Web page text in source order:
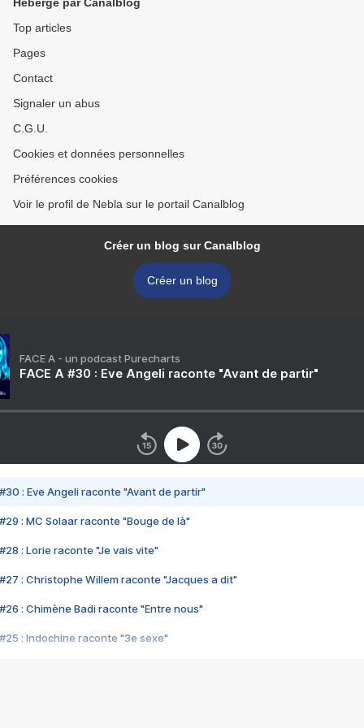
Top articles
Pages
Contact
Signaler un abus
C.G.U.
Cookies et données personnelles
Préférences cookies
Voir le profil de Nebla sur le portail Canalblog
Créer un blog sur Canalblog
Créer un blog
FACE A - un podcast Purecharts
FACE A #30 : Eve Angeli raconte "Avant de partir"
#30 : Eve Angeli raconte "Avant de partir"
#29 : MC Solaar raconte "Bouge de là"
#28 : Lorie raconte "Je vais vite"
#27 : Christophe Willem raconte "Jacques a dit"
#26 : Chimène Badi raconte "Entre nous"
#25 : Indochine raconte "3e sexe"